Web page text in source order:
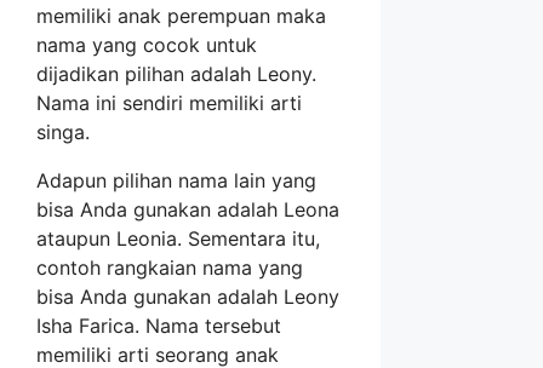
memiliki anak perempuan maka
nama yang cocok untuk
dijadikan pilihan adalah Leony.
Nama ini sendiri memiliki arti
singa.
Adapun pilihan nama lain yang
bisa Anda gunakan adalah Leona
ataupun Leonia. Sementara itu,
contoh rangkaian nama yang
bisa Anda gunakan adalah Leony
Isha Farica. Nama tersebut
memiliki arti seorang anak